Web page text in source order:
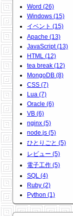
Word (26)
Windows (15)
イベント (15)
Apache (13)
JavaScript (13)
HTML (12)
tea break (12)
MongoDB (8)
CSS (7)
Lua (7)
Oracle (6)
VB (6)
nginx (5)
node.js (5)
ひとりごと (5)
レビュー (5)
電子工作 (5)
SQL (4)
Ruby (2)
Python (1)